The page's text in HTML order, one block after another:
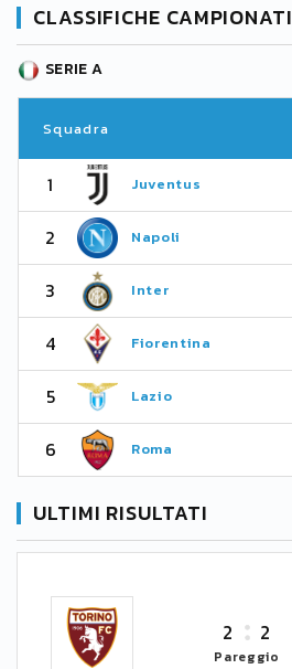
CLASSIFICHE CAMPIONATI
SERIE A
Squadra
1 Juventus
2 Napoli
3 Inter
4 Fiorentina
5 Lazio
6 Roma
ULTIMI RISULTATI
2 2
Pareggio